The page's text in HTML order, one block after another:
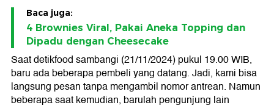
Baca juga:
4 Brownies Viral, Pakai Aneka Topping dan
Dipadu dengan Cheesecake
Saat detikfood sambangi (21/11/2024) pukul 19.00 WIB,
baru ada beberapa pembeli yang datang. Jadi, kami bisa
langsung pesan tanpa mengambil nomor antrean. Namun
beberapa saat kemudian, barulah pengunjung lain